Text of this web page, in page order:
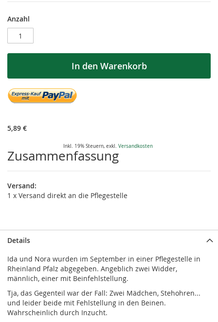
CarePaket
für
Nora
Auf
Lager
Anzahl
In den Warenkorb
5,89 €
Inkl. 19% Steuern,exkl.Versandkosten
Zusammenfassung
Versand:
1 x Versand direkt an die Pflegestelle
Details
Ida und Nora wurden im September in einer Pflegestelle in
Rheinland Pfalz abgegeben. Angeblich zwei Widder,
männlich, einer mit Beinfehlstellung.
Tja, das Gegenteil war der Fall: Zwei Mädchen, Stehohren...
und leider beide mit Fehlstellung in den Beinen.
Wahrscheinlich durch Inzucht.